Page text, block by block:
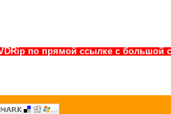
по прямой ссылке с большой